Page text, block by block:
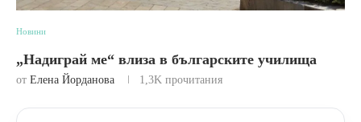
Новини
„Надиграй ме“ влиза в българските училища
от Елена Йорданова 1,3K прочитания